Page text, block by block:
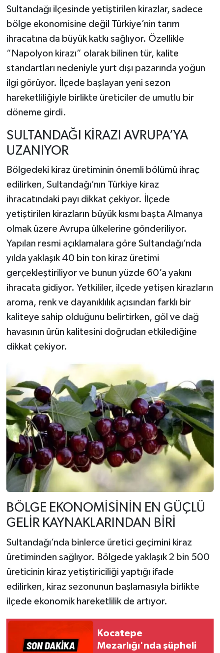
Sultandağı ilçesinde yetiştirilen kirazlar, sadece
bölge ekonomisine değil Türkiye’nin tarım
ihracatına da büyük katkı sağlıyor. Özellikle
“Napolyon kirazı” olarak bilinen tür, kalite
standartları nedeniyle yurt dışı pazarında yoğun
ilgi görüyor. İlçede başlayan yeni sezon
hareketliliğiyle birlikte üreticiler de umutlu bir
döneme girdi.
SULTANDAĞI KİRAZI AVRUPA’YA
UZANIYOR
Bölgedeki kiraz üretiminin önemli bölümü ihraç
edilirken, Sultandağı’nın Türkiye kiraz
ihracatındaki payı dikkat çekiyor. İlçede
yetiştirilen kirazların büyük kısmı başta Almanya
olmak üzere Avrupa ülkelerine gönderiliyor.
Yapılan resmi açıklamalara göre Sultandağı’nda
yılda yaklaşık 40 bin ton kiraz üretimi
gerçekleştiriliyor ve bunun yüzde 60’a yakını
ihracata gidiyor. Yetkililer, ilçede yetişen kirazların
aroma, renk ve dayanıklılık açısından farklı bir
kaliteye sahip olduğunu belirtirken, göl ve dağ
havasının ürün kalitesini doğrudan etkilediğine
dikkat çekiyor.
BÖLGE EKONOMİSİNİN EN GÜÇLÜ
GELİR KAYNAKLARINDAN BİRİ
Sultandağı’nda binlerce üretici geçimini kiraz
üretiminden sağlıyor. Bölgede yaklaşık 2 bin 500
üreticinin kiraz yetiştiriciliği yaptığı ifade
edilirken, kiraz sezonunun başlamasıyla birlikte
ilçede ekonomik hareketlilik de artıyor.
Kocatepe
Mezarlığı'nda şüpheli